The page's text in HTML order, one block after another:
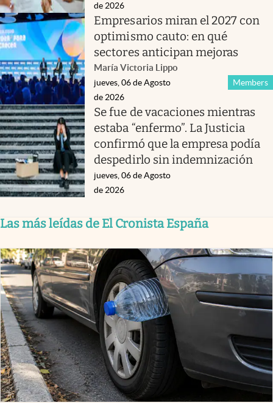
de 2026
Empresarios miran el 2027 con
optimismo cauto: en qué
sectores anticipan mejoras
María Victoria Lippo
Members
jueves, 06 de Agosto
de 2026
Se fue de vacaciones mientras
estaba “enfermo”. La Justicia
confirmó que la empresa podía
despedirlo sin indemnización
jueves, 06 de Agosto
de 2026
Las más leídas de El Cronista España